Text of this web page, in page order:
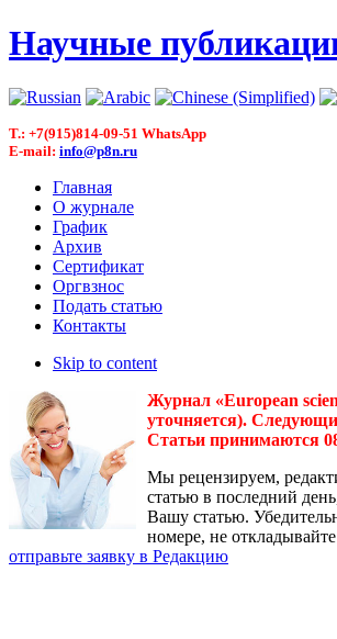
Научные
T.: +7(915)814-09-51 WhatsApp
E-mail: info@p8n.ru
Главная
О журнале
График
Архив
Сертификат
Оргвзнос
Подать статью
Контакты
Skip to content
Журнал «European
уточняется).
Статьи принимаются
Мы рецензируем,
статью в последний
Вашу статью.
номере, не
отправьте заявку в Редакцию